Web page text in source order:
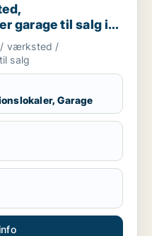
garage til salg i
/ værksted /
salg
Garage